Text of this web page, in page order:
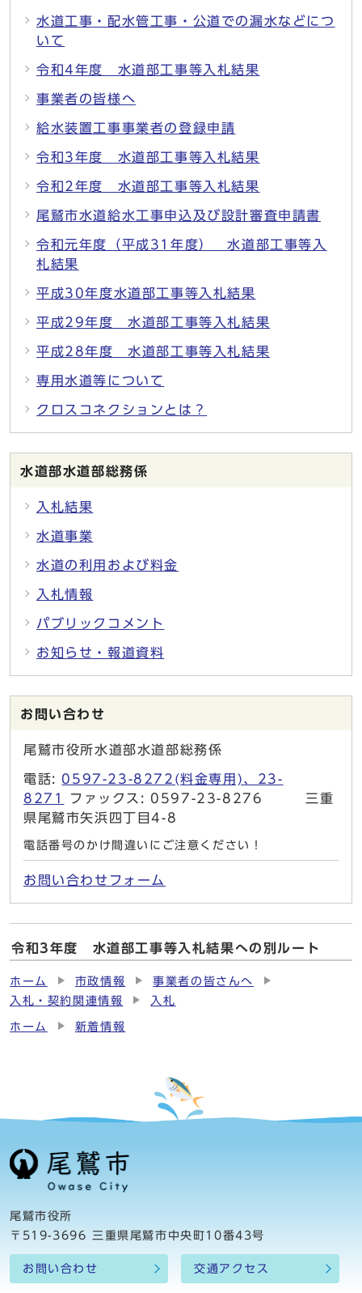
水道工事・配水管工事・公道での漏水などにつ
いて
令和4年度 水道部工事等入札結果
事業者の皆様へ
給水装置工事事業者の登録申請
令和3年度 水道部工事等入札結果
令和2年度 水道部工事等入札結果
尾鷲市水道給水工事申込及び設計審査申請書
令和元年度（平成31年度） 水道部工事等入
札結果
平成30年度水道部工事等入札結果
平成29年度 水道部工事等入札結果
平成28年度 水道部工事等入札結果
専用水道等について
クロスコネクションとは？
水道部水道部総務係
入札結果
水道事業
水道の利用および料金
入札情報
パブリックコメント
お知らせ・報道資料
お問い合わせ
尾鷲市役所水道部水道部総務係
電話: 0597-23-8272(料金専用)、23-
8271
ファックス: 0597-23-8276 三重
県尾鷲市矢浜四丁目4-8
電話番号のかけ間違いにご注意ください！
お問い合わせフォーム
令和3年度 水道部工事等入札結果への別ルート
ホーム 市政情報
事業者の皆さんへ
入札・契約関連情報
入札
ホーム 新着情報
尾鷲市役所
〒519-3696 三重県尾鷲市中央町10番43号
お問い合わせ 交通アクセス